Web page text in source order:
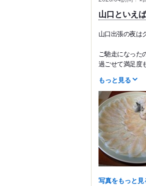
山口といえ
山口出張の夜は
ご馳走になった
過ごせて満足度
もっと見る
写真をもっと見